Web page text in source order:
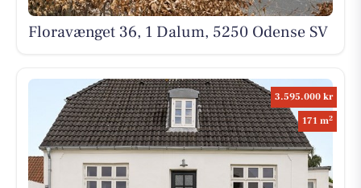
Floravænget 36, 1 Dalum, 5250 Odense SV
3.595.000 kr
171 m2